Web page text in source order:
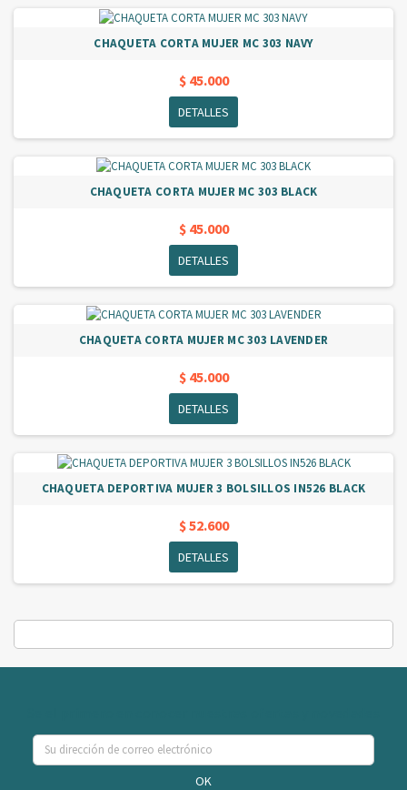
CHAQUETA CORTA MUJER MC 303 NAVY
$ 45.000
DETALLES
CHAQUETA CORTA MUJER MC 303 BLACK
$ 45.000
DETALLES
CHAQUETA CORTA MUJER MC 303 LAVENDER
$ 45.000
DETALLES
CHAQUETA DEPORTIVA MUJER 3 BOLSILLOS IN526 BLACK
$ 52.600
DETALLES
OK